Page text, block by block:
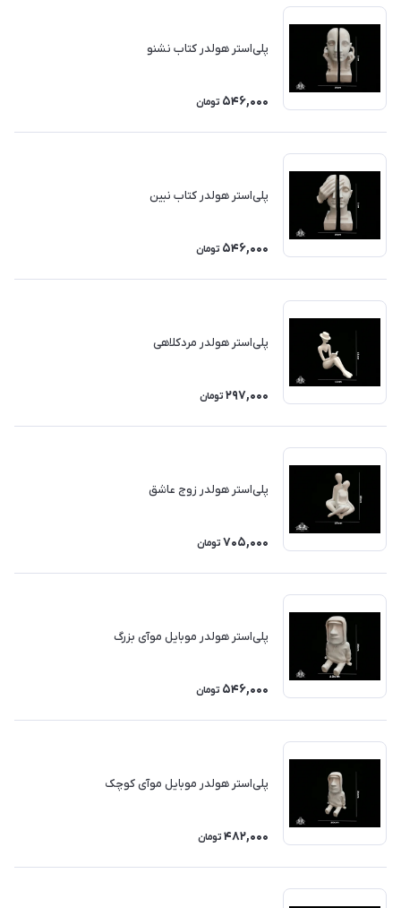
پلی‌استر هولدر کتاب نشنو
546,000 تومان
پلی‌استر هولدر کتاب نبین
546,000 تومان
پلی‌استر هولدر مردکلاهی
297,000 تومان
پلی‌استر هولدر زوج عاشق
705,000 تومان
پلی‌استر هولدر موبایل موآی بزرگ
546,000 تومان
پلی‌استر هولدر موبایل موآی کوچک
482,000 تومان